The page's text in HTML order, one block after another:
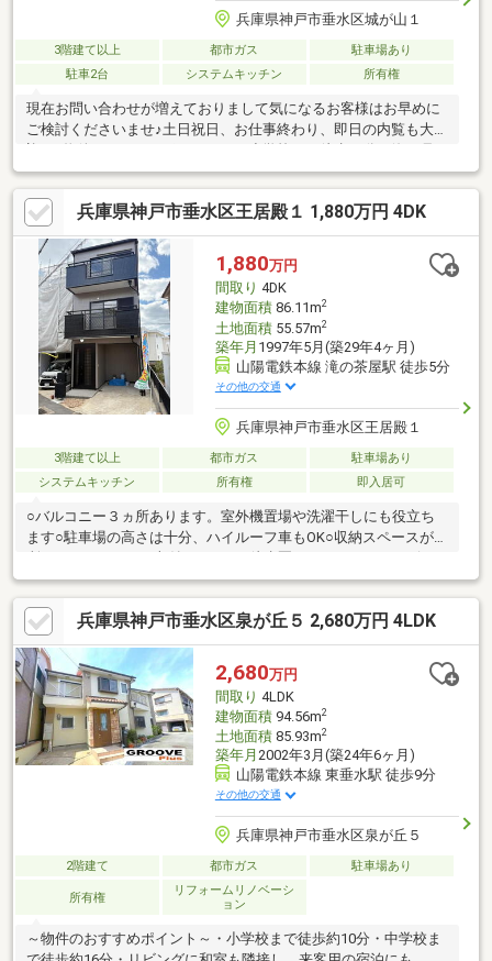
兵庫県神戸市垂水区城が山１
3階建て以上 都市ガス
駐車場あり
駐車2台
システムキッチン 所有権
現在お問い合わせが増えておりまして気になるお客様はお早めに
ご検討くださいませ♪土日祝日、お仕事終わり、即日の内覧も大歓
迎♪～物件のおすすめポイント～・小学校まで徒歩10分・海が見
えます♪・LDK約15帖以上あります！・角地・スーパーまで徒歩圏
内・駅まで約2分！
兵庫県神戸市垂水区王居殿１ 1,880万円 4DK
1,880万円
間取り 4DK
建物面積86.11m2
土地面積55.57m2
築年月 1997年5月(築29年4ヶ月)
山陽電鉄本線 滝の茶屋駅 徒歩5分
その他の交通
兵庫県神戸市垂水区王居殿１
3階建て以上 都市ガス
駐車場あり
システムキッチン
所有権 即入居可
○バルコニー３ヵ所あります。室外機置場や洗濯干しにも役立ち
ます○駐車場の高さは十分、ハイルーフ車もOK○収納スペースが随
ニ、銀行などなど日常生活便利な立地です
兵庫県神戸市垂水区泉が丘５ 2,680万円 4LDK
2,680万円
間取り 4LDK
建物面積94.56m2
土地面積85.93m2
築年月 2002年3月(築24年6ヶ月)
山陽電鉄本線 東垂水駅 徒歩9分
その他の交通
兵庫県神戸市垂水区泉が丘５
2階建て 都市ガス 駐車場あり
所有権
リフォームリノベーシ
ョン
～物件のおすすめポイント～・小学校まで徒歩約10分・中学校ま